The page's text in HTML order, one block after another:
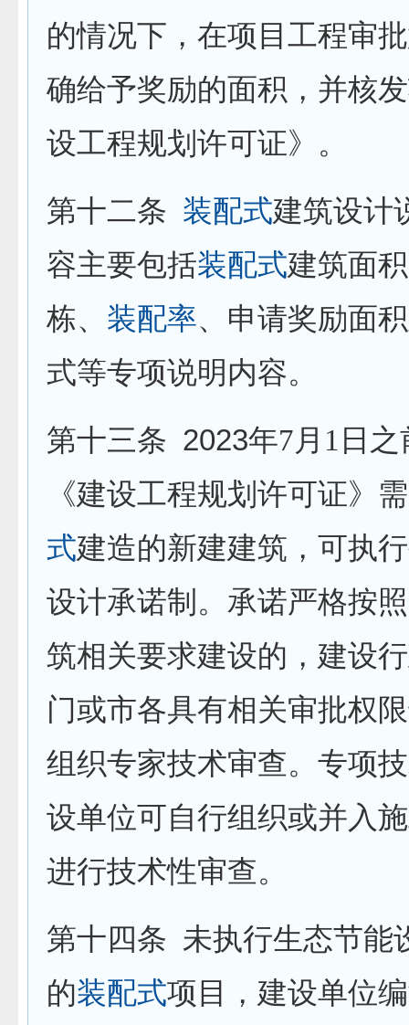
的情况下，在项目工程审
确给予奖励的面积，并核
设工程规划许可证》。
第十二条 装配式建筑设计
容主要包括装配式建筑面
栋、 装配率、申请奖励面
式等专项说明内容。
第十三条 2023年7月 1 日
《建设工程规划许可证》
式建造的新建建筑，可执
设计承诺制。承诺严格按照
筑相关要求建设的，建设
门或市各具有相关审批权
组织专家技术审查。专项
设单位可自行组织或并入
进行技术性审查。
第十四条 未执行生态节能
的装配式项目，建设单位